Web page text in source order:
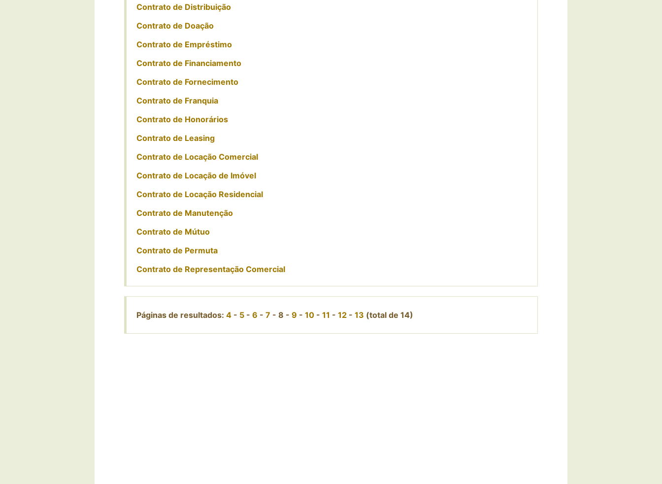
Contrato de Distribuição
Contrato de Doação
Contrato de Empréstimo
Contrato de Financiamento
Contrato de Fornecimento
Contrato de Franquia
Contrato de Honorários
Contrato de Leasing
Contrato de Locação Comercial
Contrato de Locação de Imóvel
Contrato de Locação Residencial
Contrato de Manutenção
Contrato de Mútuo
Contrato de Permuta
Contrato de Representação Comercial
Páginas de resultados: 4 - 5 - 6 - 7 - 8 - 9 - 10 - 11 - 12 - 13 (total de 14)